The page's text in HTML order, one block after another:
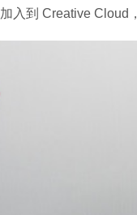
入到 Creative Cloud